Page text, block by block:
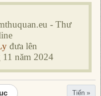
- Thư
đưa lên
11 năm 2024
Tiến »